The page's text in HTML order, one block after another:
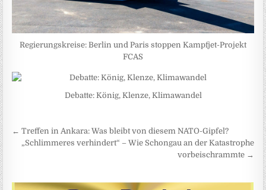
Regierungskreise: Berlin und Paris stoppen Kampfjet-Projekt
FCAS
Debatte: König, Klenze, Klimawandel
Beitragsnavigation
← Treffen in Ankara: Was bleibt von diesem NATO-Gipfel?
„Schlimmeres verhindert“ – Wie Schongau an der Katastrophe
vorbeischrammte →